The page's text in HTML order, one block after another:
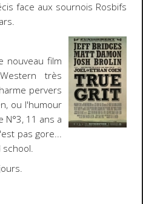
face aux sournois Rosbifs
nouveau film
très
pervers
ou l'humour
N°3, 11 ans a
pas gore...
school.